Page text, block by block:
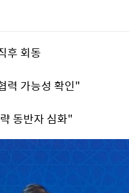
후 회동
력 가능성 확인"
동반자 심화"